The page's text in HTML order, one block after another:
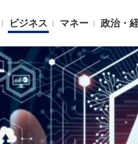
ビジネス マネー 政治・